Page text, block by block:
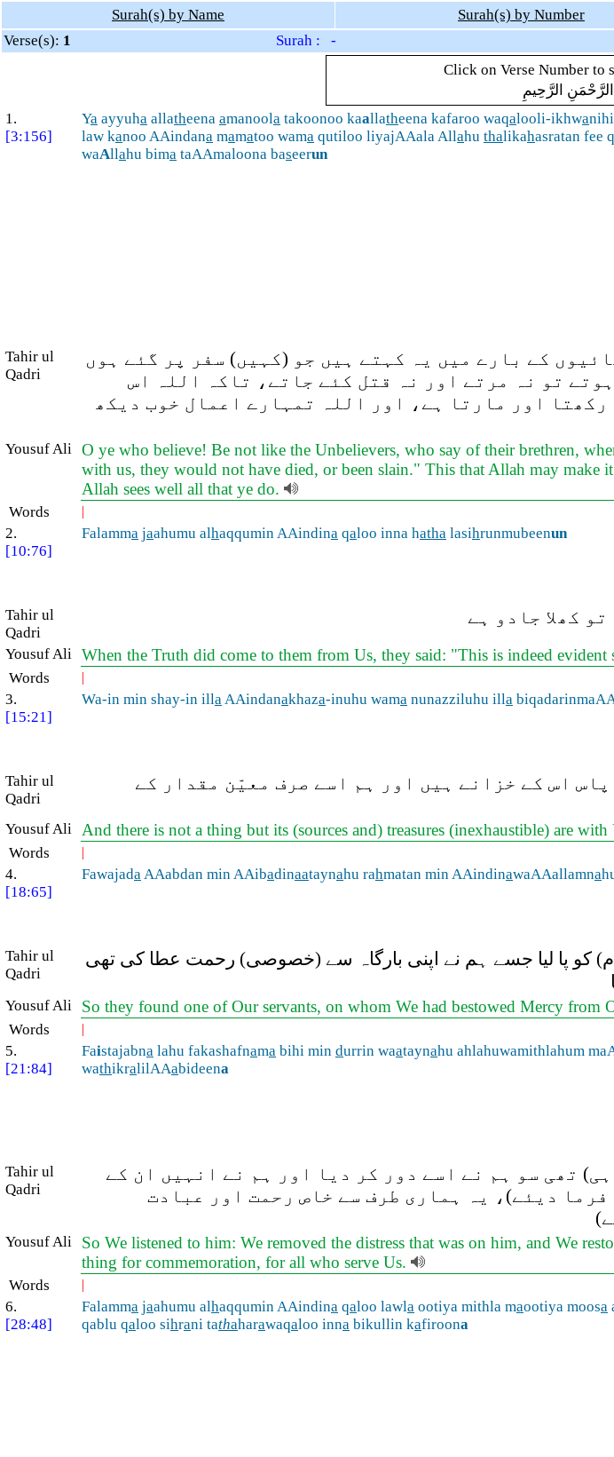
Surah(s) by Name Surah(s) by Number
Verse(s): 1 Surah : -
Click on Verse Number to
الرَّحِيمِ
1.
[3:156]
Ya ayyuha allatheena amanoola takoonoo kaallatheena kafaroo waqalooli-ikhwa
law kanoo AAindana mamatoo wama qutiloo liyajAAala Allahu thalikahasratan fee
waAllahu bima taAAmaloona baseerun
Tahir ul
Qadri
کے بارے میں یہ کہتے ہیں جو (کہیں) سفر پر گئے ہوں
تو نہ مرتے اور نہ قتل کئے جاتے، تاکہ اللہ اس
اور مارتا ہے، اور اللہ تمہارے اعمال خوب دیکھ
Yousuf Ali O ye who believe! Be not like the Unbelievers, who say of their brethren,
with us, they would not have died, or been slain." This that Allah may make
Allah sees well all that ye do.
Words |
2.
[10:76]
Falamma jaahumu alhaqqumin AAindina qaloo inna hatha lasihrunmubeenun
Tahir ul
Qadri
کھلا جادو ہے
Yousuf Ali When the Truth did come to them from Us, they said: "This is indeed evident
Words |
3.
[15:21]
Wa-in min shay-in illaAAindanakhaza-inuhu wama nunazziluhu illa
Tahir ul
Qadri
اس کے خزانے ہیں اور ہم اسے صرف معیّن مقدار کے
Yousuf Ali And there is not a thing but its (sources and) treasures (inexhaustible) are
Words |
4.
[18:65]
FawajadaAAabdan min AAibadinaataynahu rahmatan min AAindinawaAAallamna
Tahir ul
Qadri
کو پا لیا جسے ہم نے اپنی بارگاہ سے (خصوصی) رحمت عطا کی تھی
Yousuf Ali So they found one of Our servants, on whom We had bestowed Mercy from
Words |
5.
[21:84]
Faistajabna lahu fakashafnama bihi min durrin waataynahu ahlahuwamithlahum
wathikralilAAabideena
Tahir ul
Qadri
تھی سو ہم نے اسے دور کر دیا اور ہم نے انہیں ان کے
دیئے)، یہ ہماری طرف سے خاص رحمت اور عبادت
Yousuf Ali
So We listened to him: We removed the distress that was on him, and We
thing for commemoration, for all who serve Us.
Words |
6.
[28:48]
Falamma jaahumu alhaqqumin AAindina qaloo lawla ootiya mithla maootiya moosa
qablu qaloo sihrani tathaharawaqaloo inna bikullin kafiroona